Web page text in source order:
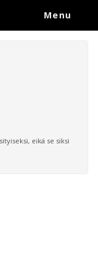
Menu
eikä se siksi